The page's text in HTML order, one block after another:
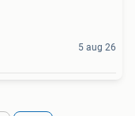
5 aug 26